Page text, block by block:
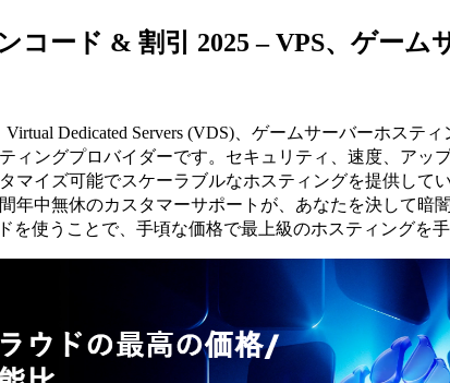
コード & 割引 2025 – VPS、ゲー
Virtual Dedicated Servers (VDS)、ゲームサーバーホステ
ィングプロバイダーです。セキュリティ、速度、アッ
マイズ可能でスケーラブルなホスティングを提供して
年中無休のカスタマーサポートが、あなたを決して暗
を使うことで、手頃な価格で最上級のホスティングを